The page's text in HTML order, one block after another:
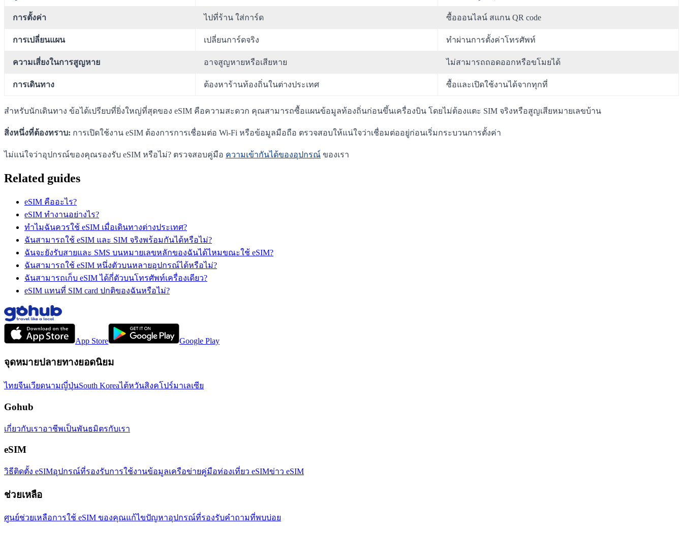
การตั้งค่า ไปที่ร้าน ใส่การ์ด ซื้อออนไลน์ สแกน QR code
การเปลี่ยนแผน เปลี่ยนการ์ดจริง ทำผ่านการตั้งค่าโทรศัพท์
ความเสี่ยงในการสูญหาย อาจสูญหายหรือเสียหาย ไม่สามารถถอดออกหรือขโมยได้
การเดินทาง ต้องหาร้านท้องถิ่นในต่างประเทศ ซื้อและเปิดใช้งานได้จากทุกที่
สำหรับนักเดินทาง ข้อได้เปรียบที่ยิ่งใหญ่ที่สุดของ eSIM คือความสะดวก คุณสามารถซื้อแผนข้อมูลท้องถิ่นก่อนขึ้นเครื่องบิน โดยไม่ต้องแตะ SIM จริงหรือสูญเสียหมายเลขบ้าน
สิ่งหนึ่งที่ต้องทราบ: การเปิดใช้งาน eSIM ต้องการการเชื่อมต่อ Wi-Fi หรือข้อมูลมือถือ ตรวจสอบให้แน่ใจว่าเชื่อมต่ออยู่ก่อนเริ่มกระบวนการตั้งค่า
ไม่แน่ใจว่าอุปกรณ์ของคุณรองรับ eSIM หรือไม่? ตรวจสอบคู่มือ ความเข้ากันได้ของอุปกรณ์ ของเรา
Related guides
eSIM คืออะไร?
eSIM ทำงานอย่างไร?
ทำไมฉันควรใช้ eSIM เมื่อเดินทางต่างประเทศ?
ฉันสามารถใช้ eSIM และ SIM จริงพร้อมกันได้หรือไม่?
ฉันจะยังรับสายและ SMS บนหมายเลขหลักของฉันได้ไหมขณะใช้ eSIM?
ฉันสามารถใช้ eSIM หนึ่งตัวบนหลายอุปกรณ์ได้หรือไม่?
ฉันสามารถเก็บ eSIM ได้กี่ตัวบนโทรศัพท์เครื่องเดียว?
eSIM แทนที่ SIM card ปกติของฉันหรือไม่?
App Store Google Play
จุดหมายปลายทางยอดนิยม
ไทยจีนเวียดนามญี่ปุ่นSouth Koreaไต้หวันสิงคโปร์มาเลเซีย
Gohub
เกี่ยวกับเราอาชีพเป็นพันธมิตรกับเรา
eSIM
วิธีติดตั้ง eSIMอุปกรณ์ที่รองรับการใช้งานข้อมูลเครือข่ายคู่มือท่องเที่ยว eSIMข่าว eSIM
ช่วยเหลือ
ศูนย์ช่วยเหลือการใช้ eSIM ของคุณแก้ไขปัญหาอุปกรณ์ที่รองรับคำถามที่พบบ่อย